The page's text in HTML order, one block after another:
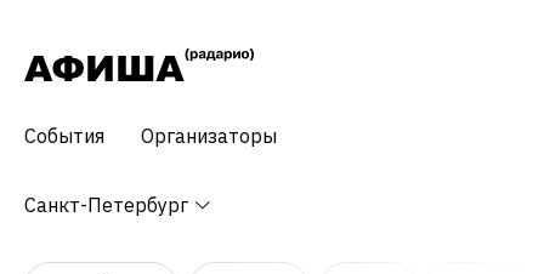
События Организаторы
Санкт-Петербург